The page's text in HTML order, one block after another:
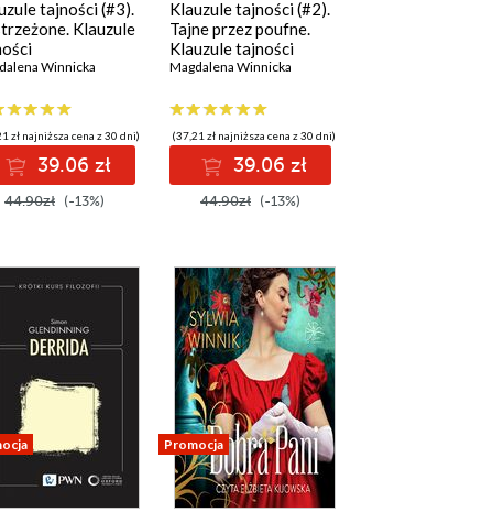
,Marta Grzywacz Cezary Łazarewicz,Ewa Winnicka
tajności (#3).
Klauzule
Winnicka
zł najniższa cena z 30 dni)
39.06 zł
44.90zł (-13%)
Klauzule tajności (#2).
Tajne przez poufne.
Klauzule tajności
Magdalena Winnicka
(37,21 zł najniższa cena z 30 dni)
39.06 zł
44.90zł (-13%)
Promocja